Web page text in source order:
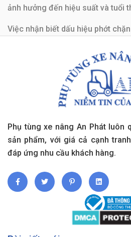
ảnh hưởng đến hiệu suất và tuổi
Việc nhận biết dấu hiệu phớt
cấp phớt chặn dầu xe nâng giá
với độ tương thích cao.
Phụ tùng xe nâng An Phát luôn
sản phẩm, với giá cả cạnh
đáp ứng nhu cầu khách hàng.